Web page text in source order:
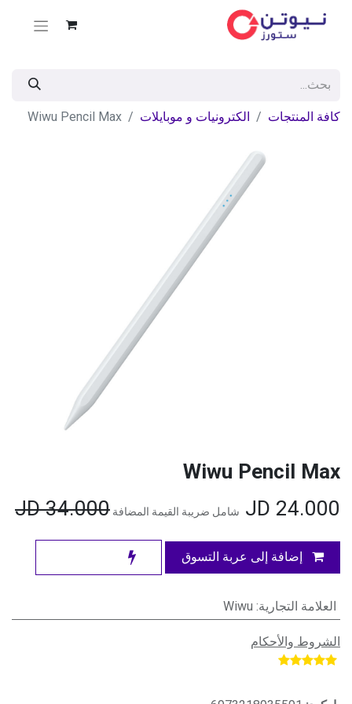
كافة المنتجات الكترونيات و موبايلات Wiwu Pencil Max
Wiwu Pencil Max
24.000
شامل ضريبة القيمة المضافة 34.000
JD
إضافة إلى عربة التسوق
العلامة التجارية:
Wiwu
الشروط والأحكام